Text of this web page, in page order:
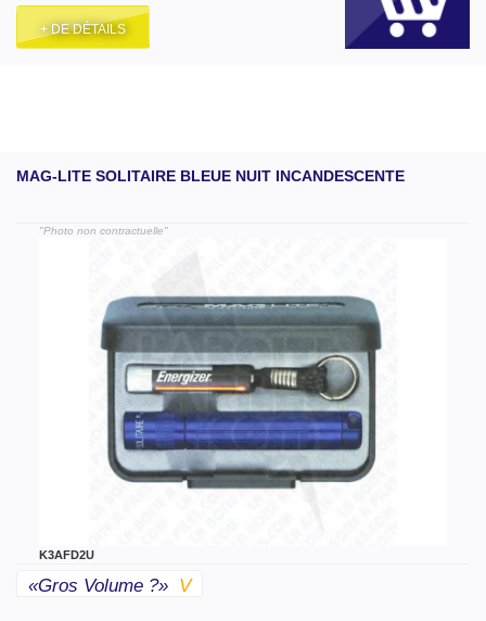
+ DE DÉTAILS
MAG-LITE SOLITAIRE BLEUE NUIT INCANDESCENTE
"Photo non contractuelle"
K3AFD2U
«gros Volume ?» V